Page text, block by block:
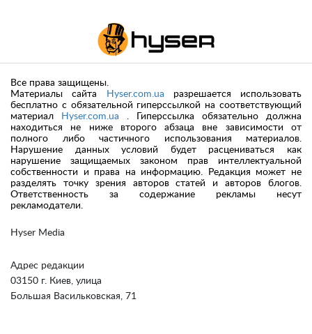
Hyser Media
Адрес редакции
03150 г. Киев, улица
Большая Васильковская, 71
Все права защищены.
Материалы сайта
Hyser.com.ua разрешается использовать
бесплатно с обязательной гиперссылкой на соответствующий
материал
Hyser.com.ua . Гиперссылка обязательно должна
находиться не ниже второго абзаца вне зависимости от
полного либо частичного использования материалов.
Нарушение данных условий будет расцениваться как
нарушение защищаемых законом прав интеллектуальной
собственности и права на информацию. Редакция может не
разделять точку зрения авторов статей и авторов блогов.
Ответственность за содержание рекламы несут
рекламодатели.